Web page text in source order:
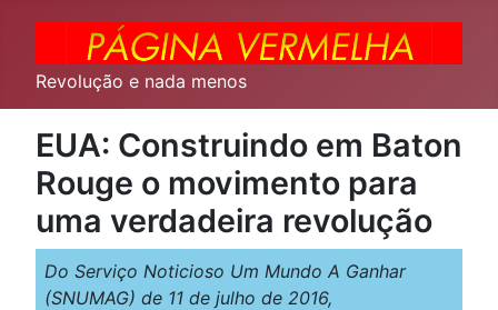
Revolução e nada menos
EUA: Construindo em Baton
Rouge o movimento para
uma verdadeira revolução
Do Serviço Noticioso Um Mundo A Ganhar
(SNUMAG) de 11 de julho de 2016,